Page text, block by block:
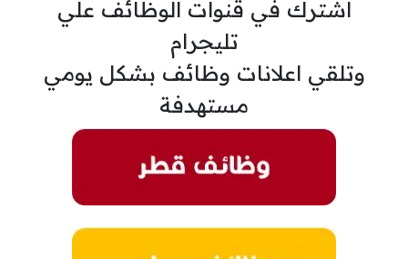
اشترك في قنوات الوظائف علي
تليجرام
وتلقي اعلانات وظائف بشكل يومي
مستهدفة